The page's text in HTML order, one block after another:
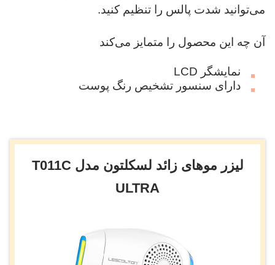
می‌توانید شدت پالس را تنظیم کنید.
آن چه این محصول را متمایز می‌کند
نمایشگر LCD
دارای سنسور تشخیص رنگ پوست
لیزر موهای زائد لسکلتون مدل T011C
ULTRA